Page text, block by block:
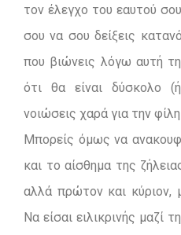
τον έλεγχο του εαυτού
σου να σου δείξεις
που βιώνεις λόγω αυτή
ότι θα είναι δύσκολο
νοιώσεις χαρά για την
Μπορείς όμως να
και το αίσθημα της
αλλά πρώτον και κύριον,
Να είσαι ειλικρινής μαζί